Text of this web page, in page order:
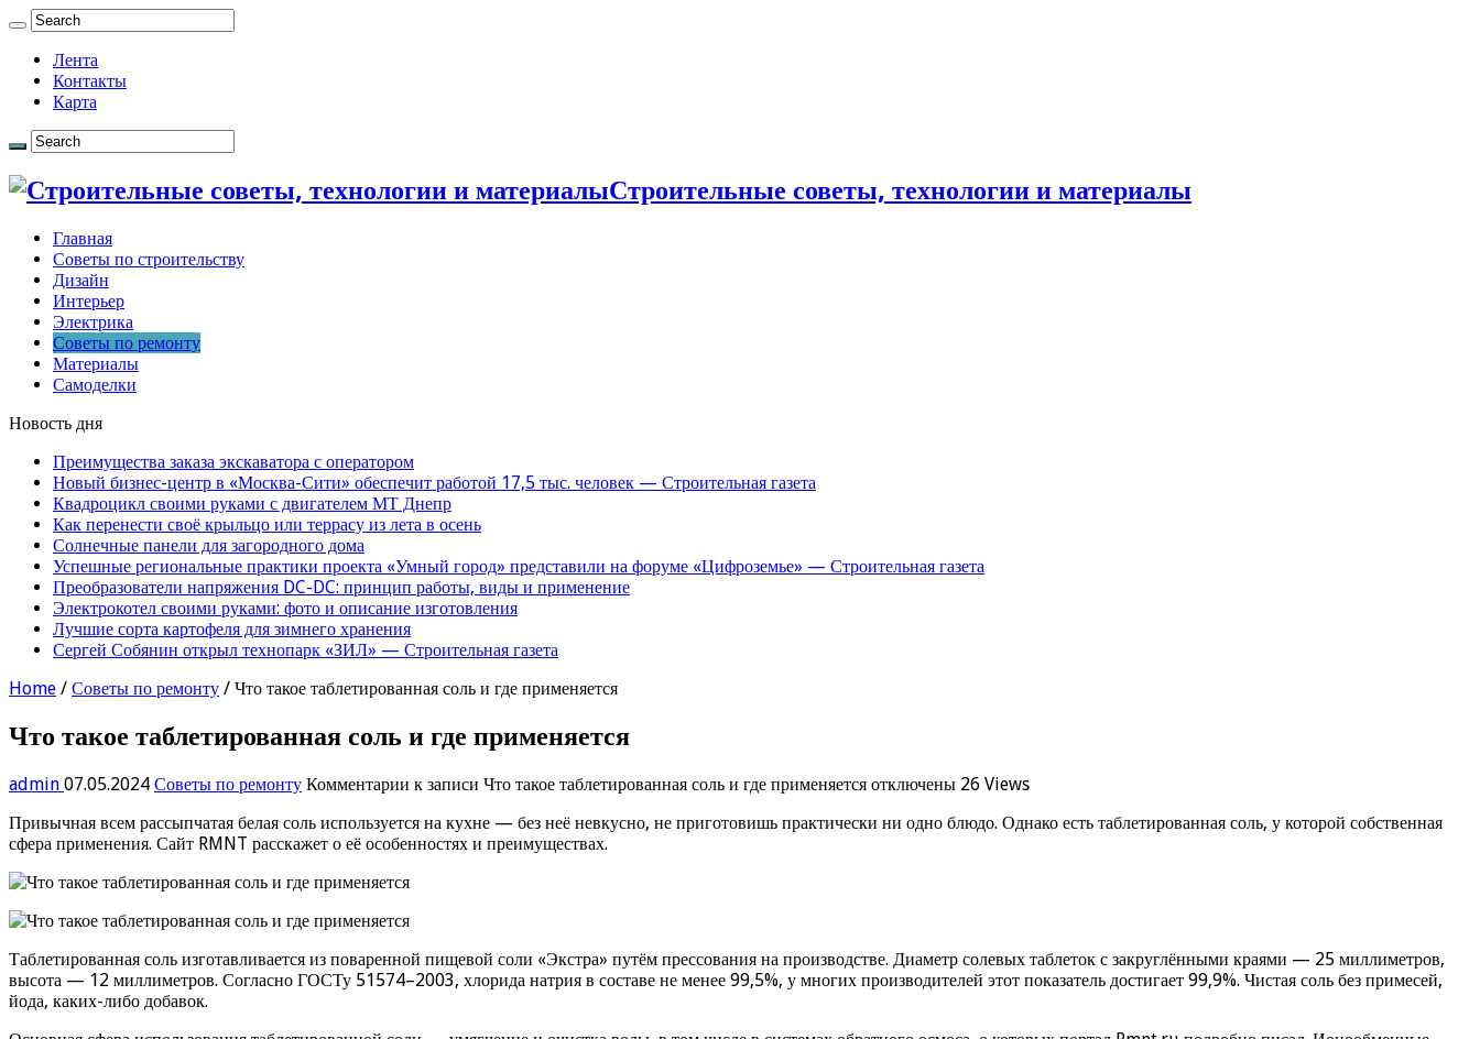
Лента
Контакты
Карта
Строительные советы, технологии и материалы
Главная
Советы по строительству
Дизайн
Интерьер
Электрика
Советы по ремонту
Материалы
Самоделки
Новость дня
Преимущества заказа экскаватора с оператором
Новый бизнес-центр в «Москва-Сити» обеспечит работой 17,5 тыс. человек — Строительная газета
Квадроцикл своими руками с двигателем МТ Днепр
Как перенести своё крыльцо или террасу из лета в осень
Солнечные панели для загородного дома
Успешные региональные практики проекта «Умный город» представили на форуме «Цифроземье» — Строительная газета
Преобразователи напряжения DC-DC: принцип работы, виды и применение
Электрокотел своими руками: фото и описание изготовления
Лучшие сорта картофеля для зимнего хранения
Сергей Собянин открыл технопарк «ЗИЛ» — Строительная газета
Home / Советы по ремонту / Что такое таблетированная соль и где применяется
Что такое таблетированная соль и где применяется
admin 07.05.2024 Советы по ремонту Комментарии к записи Что такое таблетированная соль и где применяется отключены 26 Views
Привычная всем рассыпчатая белая соль используется на кухне — без неё невкусно, не приготовишь практически ни одно блюдо. Однако есть таблетированная соль, у которой собственная
сфера применения. Сайт RMNT расскажет о её особенностях и преимуществах.
Таблетированная соль изготавливается из поваренной пищевой соли «Экстра» путём прессования на производстве. Диаметр солевых таблеток с закруглёнными краями — 25 миллиметров,
высота — 12 миллиметров. Согласно ГОСТу 51574–2003, хлорида натрия в составе не менее 99,5%, у многих производителей этот показатель достигает 99,9%. Чистая соль без примесей,
йода, каких-либо добавок.